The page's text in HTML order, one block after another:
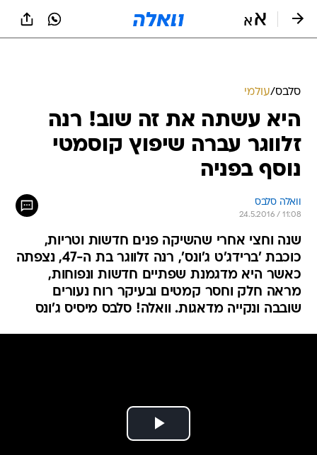
סלבס/עולמי
היא עשתה את זה שוב! רנה
זלווגר עברה שיפוץ קוסמטי
נוסף בפניה
וואלה סלבס
24.5.2016 / 11:08
שנה וחצי אחרי שהשיקה פנים חדשות וטריות,
כוכבת 'ברידג'ט ג'ונס', רנה זלווגר בת ה-47, נצפתה
כאשר היא מדגמנת שפתיים חדשות ונפוחות,
מראה חלק וחסר קמטים ובעיקר רוח נעורים
שובבה ונקייה מדאגות. וואלה! סלבס מיסיס ג'ונס